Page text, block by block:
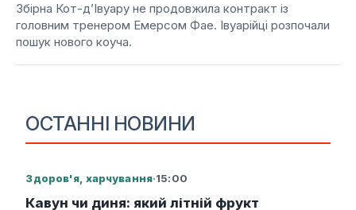
ОСТАННІ НОВИНИ
Здоров'я, харчування·15:00
Кавун чи диня: який літній фрукт
Збірна Кот-д’Івуару не продовжила контракт із
головним тренером Емерсом Фае. Івуарійці розпочали
пошук нового коуча.